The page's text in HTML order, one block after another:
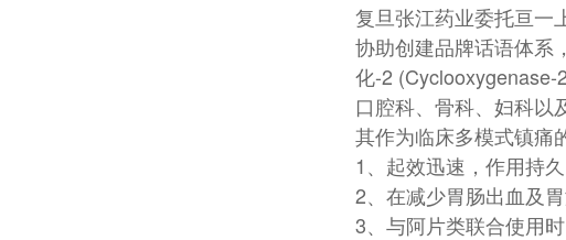
复旦张江药业委托亘一
协助创建品牌话语体系
化-2
口腔科、骨科、妇科以
其作为临床多模式镇痛
1、起效迅速，作用持久
2、在减少胃肠出血及
3、与阿片类联合使用